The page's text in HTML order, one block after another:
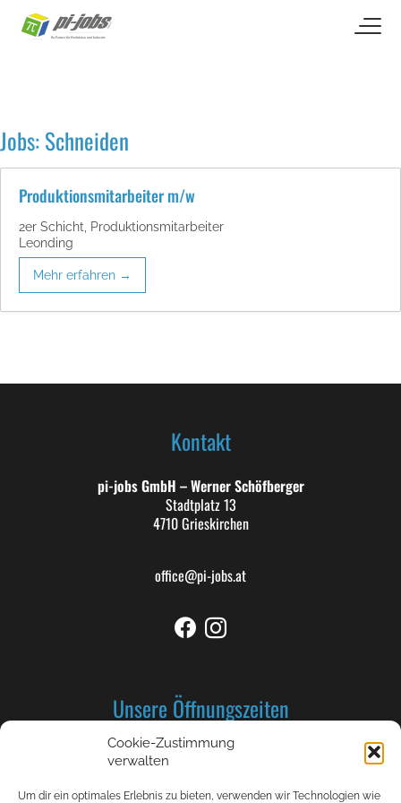
Cookie-Zustimmung
verwalten
Um dir ein optimales Erlebnis zu bieten, verwenden wir Technologien wie
Jobs:Schneiden
Produktionsmitarbeiter m/w
2er Schicht Produktionsmitarbeiter
Leonding
Mehr erfahren
Kontakt
pi-jobs GmbH – Werner Schöfberger
Stadtplatz 13
4710 Grieskirchen
office@pi-jobs.at
Unsere Öffnungszeiten
Montag bis Donnerstag: 8-12 und 13-17 Uhr
Freitag 8-12 Uhr